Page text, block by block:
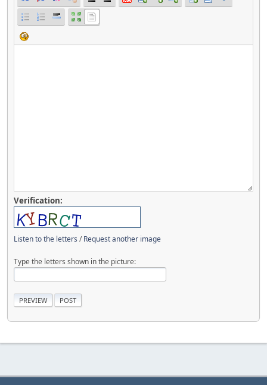
Verification:
Listen to the letters /Request another image
Type the letters shown in the picture: